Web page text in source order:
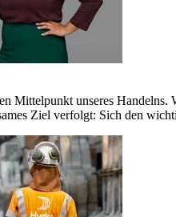
Mittelpunkt unseres
Ziel verfolgt: Sich den